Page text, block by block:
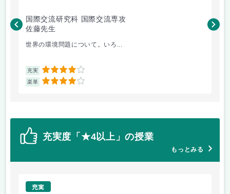
国際交流研究科 国際交流専攻
佐藤先生
世界の環境問題について。いろ...
充実 4
楽単 4
矢
充実度「★4以上」の授業
もっとみる
充実